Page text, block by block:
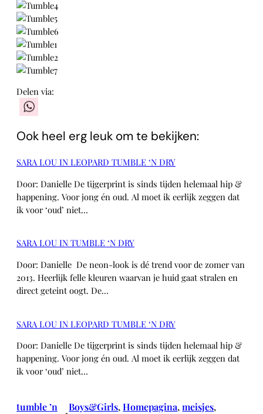
Delen via:
Ook heel erg leuk om te bekijken:
SARA LOU IN LEOPARD TUMBLE ‘N DRY
Door: Danielle De tijgerprint is sinds tijden helemaal hip &
happening. Voor jong én oud. Al moet ik eerlijk zeggen dat
ik voor ‘oud’ niet…
SARA LOU IN TUMBLE ‘N DRY
Door: Danielle De neon-look is dé trend voor de zomer van
2013. Heerlijk felle kleuren waarvan je huid gaat stralen en
direct geteint oogt. De…
SARA LOU IN LEOPARD TUMBLE ‘N DRY
Door: Danielle De tijgerprint is sinds tijden helemaal hip &
happening. Voor jong én oud. Al moet ik eerlijk zeggen dat
ik voor ‘oud’ niet…
tumble ’n
Boys&Girls, Homepagina, meisjes